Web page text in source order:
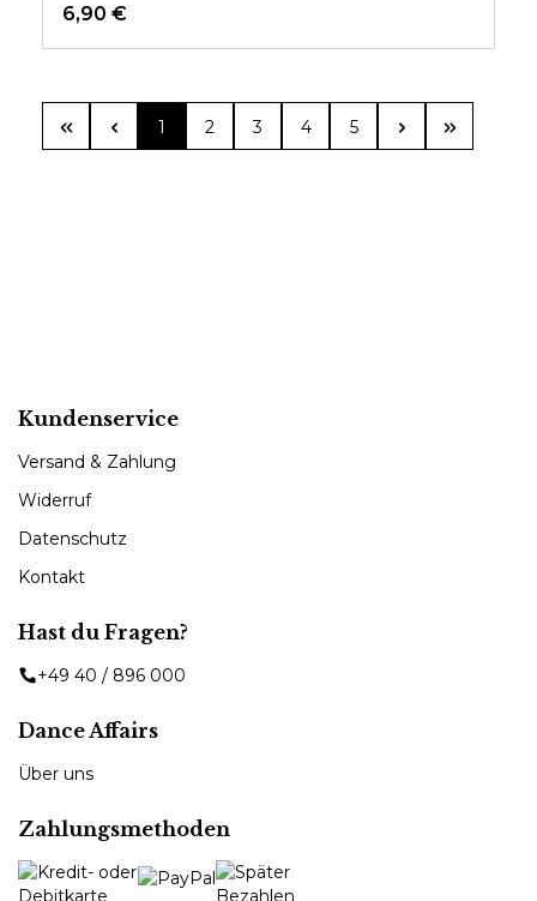
6,90 €
Seite
1 Seite
2 Seite
3 Seite
4 Seite
5
Kundenservice
Versand & Zahlung
Widerruf
Datenschutz
Kontakt
Hast du Fragen?
+49 40 / 896 000
Dance Affairs
Über uns
Zahlungsmethoden